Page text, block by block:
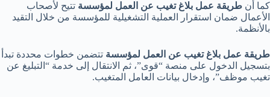
كما أن طريقة عمل بلاغ تغيب عن العمل لمؤسسة تتيح لأصحاب
الأعمال ضمان استقرار العملية التشغيلية للمؤسسة من خلال التقيد
بالأنظمة.
طريقة عمل بلاغ تغيب عن العمل لمؤسسة تتضمن خطوات محددة تبدأ
بتسجيل الدخول على منصة “قوى”، ثم الانتقال إلى خدمة “التبليغ عن
تغيب موظف”، وإدخال بيانات العامل المتغيب.